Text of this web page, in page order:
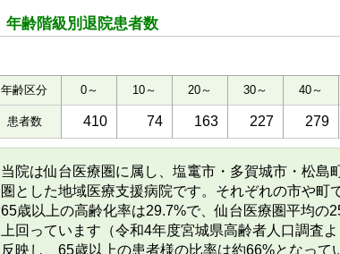
年齢階級別退院患者数
年齢区分 0～ 10～ 20～ 30～ 40～
患者数 410 74 163 227 279
当院は仙台医療圏に属し、塩竃市・多賀城市・松島
圏とした地域医療支援病院です。それぞれの市や町
65歳以上の高齢化率は29.7%で、仙台医療圏平均の
上回っています（令和4年度宮城県高齢者人口調査
反映し、65歳以上の患者様の比率は約66%となっ